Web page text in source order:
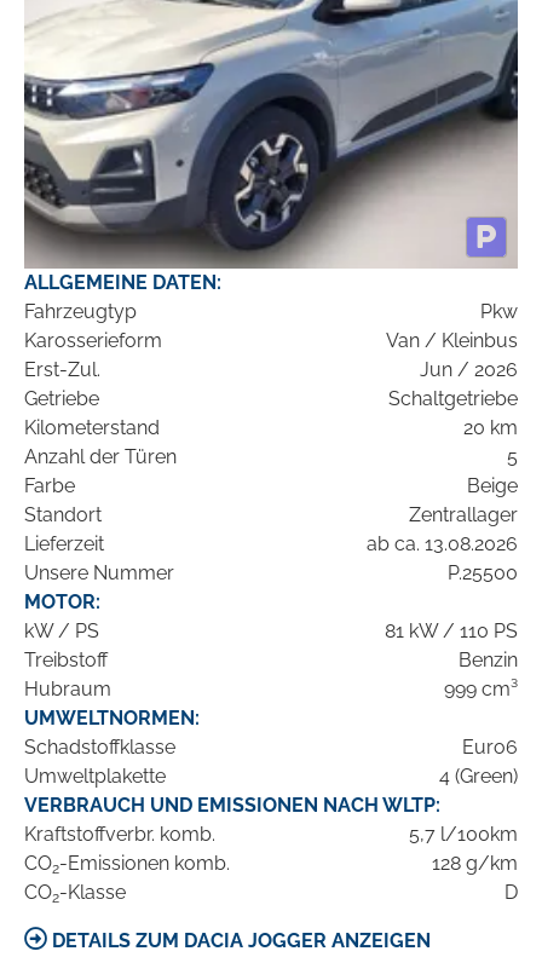
ALLGEMEINE DATEN:
Fahrzeugtyp
Pkw
Karosserieform
Van / Kleinbus
Erst-Zul.
Jun / 2026
Getriebe
Schaltgetriebe
Kilometerstand
20 km
Anzahl der Türen
5
Farbe
Beige
Standort
Zentrallager
Lieferzeit
ab ca. 13.08.2026
Unsere Nummer
P.25500
MOTOR:
kW / PS
81 kW / 110 PS
Treibstoff
Benzin
Hubraum
999 cm³
UMWELTNORMEN:
Schadstoffklasse
Euro6
Umweltplakette
4 (Green)
VERBRAUCH UND EMISSIONEN NACH WLTP:
Kraftstoffverbr. komb.
5,7 l/100km
CO2-Emissionen komb.
128 g/km
CO2-Klasse D
DETAILS ZUM DACIA JOGGER ANZEIGEN